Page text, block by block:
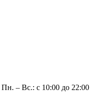
Пн. – Вс.: с 10:00 до 22:00